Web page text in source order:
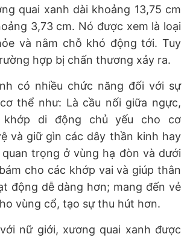
quai xanh dài khoảng 13,75 cm
3,73 cm. Nó được xem là loại
và nằm chỗ khó động tới. Tuy
hợp bị chấn thương xảy ra.
có nhiều chức năng đối với sự
thể như: Là cầu nối giữa ngực,
di động chủ yếu cho cơ
và giữ gìn các dây thần kinh hay
trọng ở vùng hạ đòn và dưới
cho các khớp vai và giúp thân
động dễ dàng hơn; mang đến vẻ
vùng cổ, tạo sự thu hút hơn.
nữ giới, xương quai xanh được